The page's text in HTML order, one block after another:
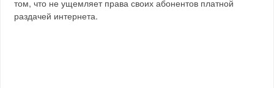
том, что не ущемляет права своих абонентов платной
раздачей интернета.